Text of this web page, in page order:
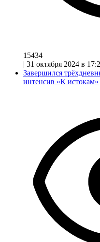
15434
| 31 октября 2024 в
Завершился
интенсив «К истокам»